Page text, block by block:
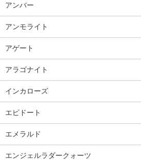
アンバー
アンモライト
アゲート
アラゴナイト
インカローズ
エピドート
エメラルド
エンジェルラダークォーツ